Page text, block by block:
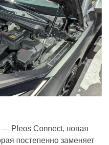
— Pleos Connect, новая
постепенно заменяет